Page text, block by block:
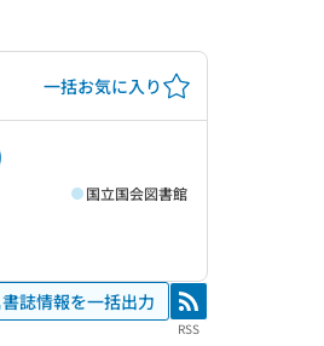
一括お気に入り
国立国会図書館
書誌情報を一括出力 RSS
RSS